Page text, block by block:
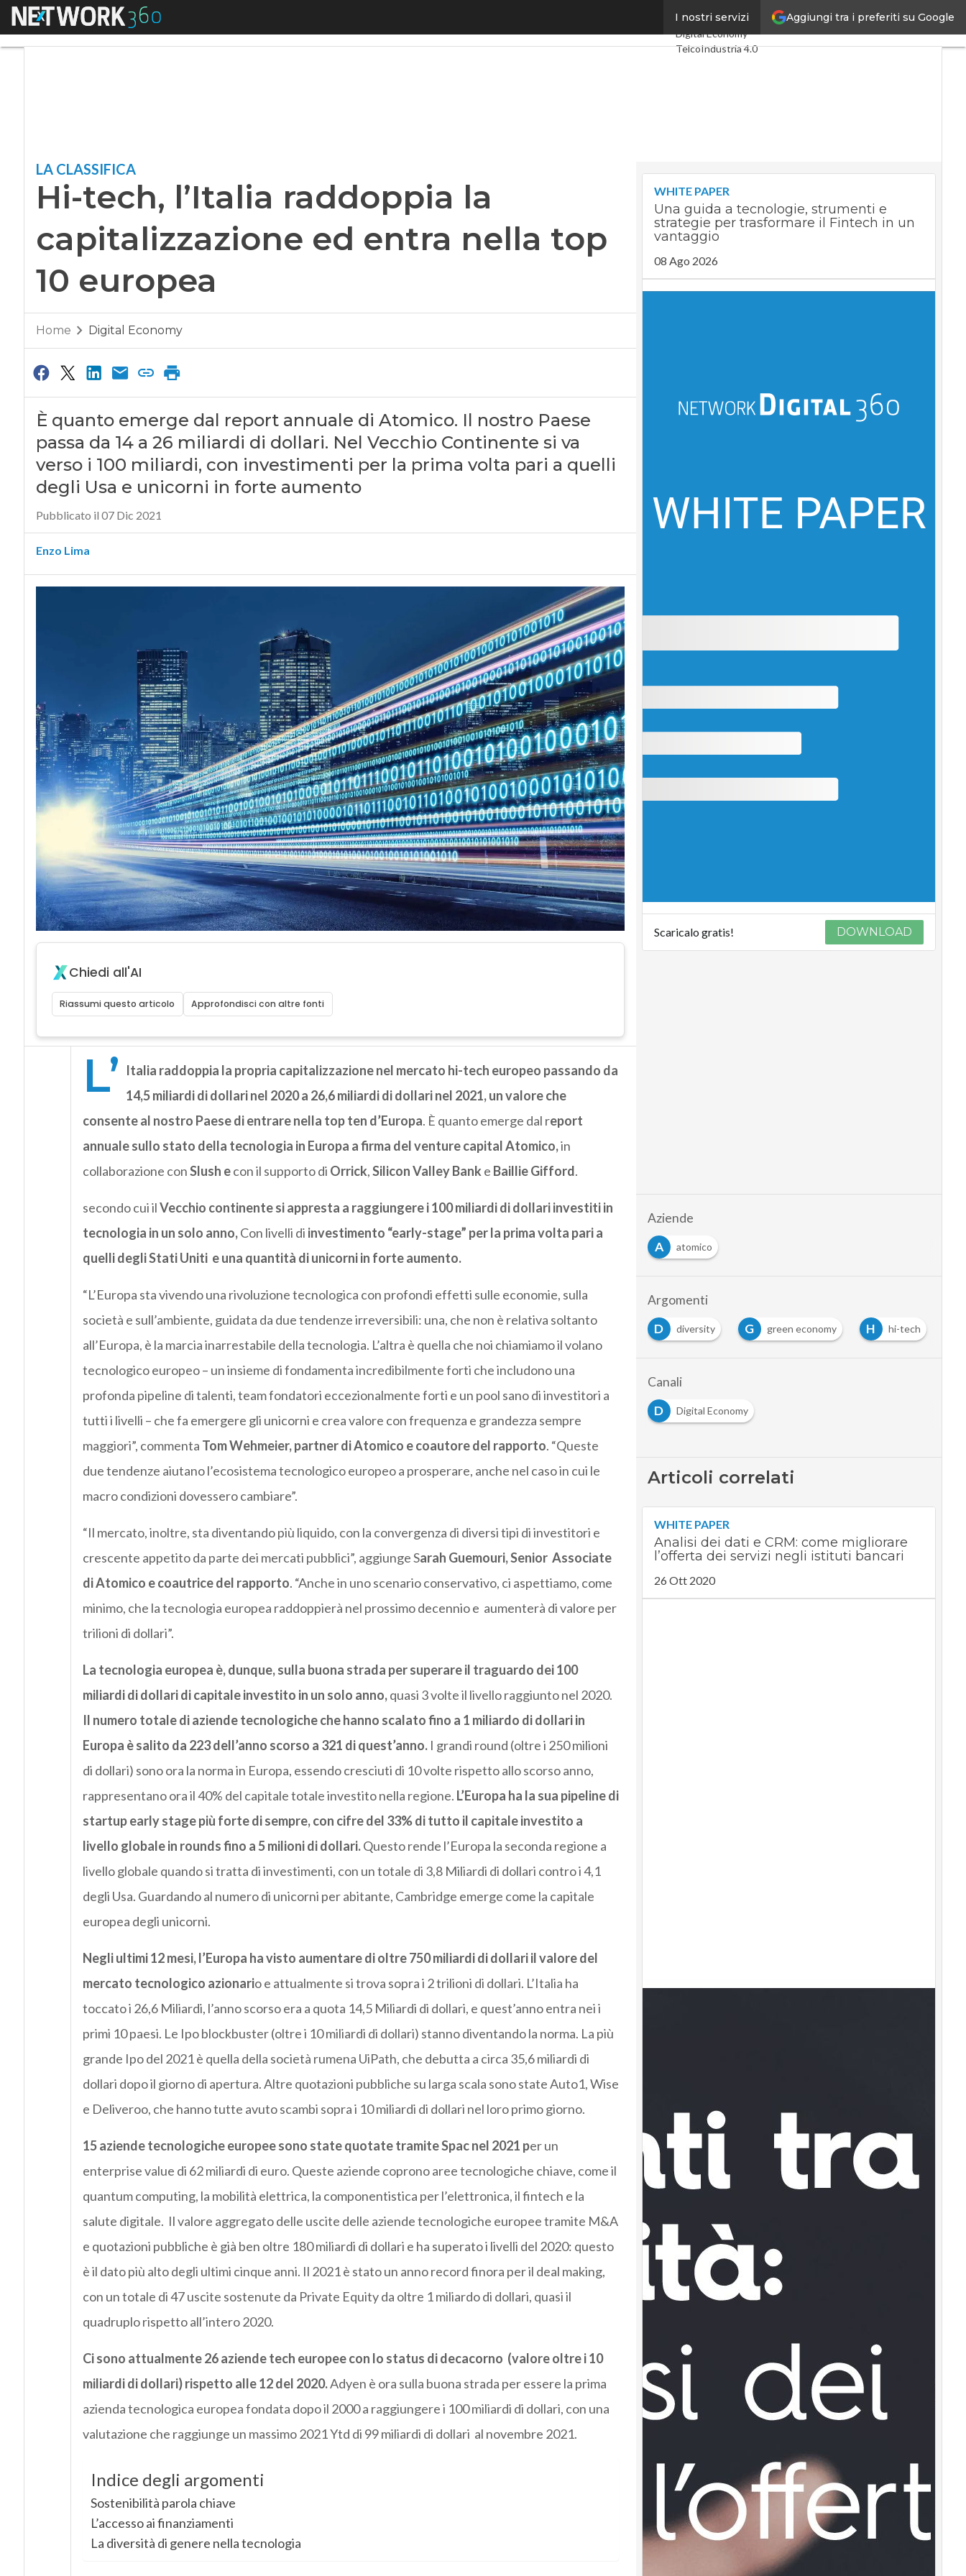
Aggiungi tra i preferiti su Google
I nostri servizi
Menu
Ultimi articoli
Digital Economy
TelcoIndustria 4.0
LA CLASSIFICA
Hi-tech, l’Italia raddoppia la
capitalizzazione ed entra nella top
10 europea
Home Digital Economy
È quanto emerge dal report annuale di Atomico. Il nostro Paese
passa da 14 a 26 miliardi di dollari. Nel Vecchio Continente si va
verso i 100 miliardi, con investimenti per la prima volta pari a quelli
degli Usa e unicorni in forte aumento
Pubblicato il 07 Dic 2021
Enzo Lima
Chiedi all'AI
Riassumi questo articolo Approfondisci con altre fonti
L’ Italia raddoppia la propria capitalizzazione nel mercato hi-tech europeo passando da
14,5 miliardi di dollari nel 2020 a 26,6 miliardi di dollari nel 2021, un valore che
consente al nostro Paese di entrare nella top ten d’Europa. È quanto emerge dal report
annuale sullo stato della tecnologia in Europa a firma del venture capital Atomico,in
collaborazione conSlush econ il supporto di Orrick,Silicon Valley Bank e Baillie Gifford.
secondo cui ilVecchio continente si appresta a raggiungere i 100 miliardi di dollari investiti in
tecnologia in un solo anno,Con livelli di investimento “early-stage” per la prima volta pari a
quelli degli Stati Uniti e una quantità di unicorni in forte aumento.
“L’Europa sta vivendo una rivoluzione tecnologica con profondi effetti sulle economie, sulla
società e sull’ambiente, guidata da due tendenze irreversibili: una, che non è relativa soltanto
all’Europa, è la marcia inarrestabile della tecnologia. L’altra è quella che noi chiamiamo il volano
tecnologico europeo – un insieme di fondamenta incredibilmente forti che includono una
profonda pipeline di talenti, team fondatori eccezionalmente forti e un pool sano di investitori a
tutti i livelli – che fa emergere gli unicorni e crea valore con frequenza e grandezza sempre
maggiori”, commenta Tom Wehmeier, partner di Atomico e coautore del rapporto. “Queste
due tendenze aiutano l’ecosistema tecnologico europeo a prosperare, anche nel caso in cui le
macro condizioni dovessero cambiare”.
“Il mercato, inoltre, sta diventando più liquido, con la convergenza di diversi tipi di investitori e
crescente appetito da parte dei mercati pubblici”, aggiunge Sarah Guemouri, Senior Associate
di Atomico e coautrice del rapporto. “Anche in uno scenario conservativo, ci aspettiamo, come
minimo, che la tecnologia europea raddoppierà nel prossimo decennio e aumenterà di valore per
trilioni di dollari”.
La tecnologia europea è, dunque, sulla buona strada per superare il traguardo dei 100
miliardi di dollari di capitale investito in un solo anno,quasi 3 volte il livello raggiunto nel 2020.
Il numero totale di aziende tecnologiche che hanno scalato fino a 1 miliardo di dollari in
Europa è salito da 223 dell’anno scorso a 321 di quest’anno.I grandi round (oltre i 250 milioni
di dollari) sono ora la norma in Europa, essendo cresciuti di 10 volte rispetto allo scorso anno,
rappresentano ora il 40% del capitale totale investito nella regione. L’Europa ha la sua pipeline di
startup early stage più forte di sempre, con cifre del 33% di tutto il capitale investito a
livello globale in rounds fino a 5 milioni di dollari.Questo rende l’Europa la seconda regione a
livello globale quando si tratta di investimenti, con un totale di 3,8 Miliardi di dollari contro i 4,1
degli Usa. Guardando al numero di unicorni per abitante, Cambridge emerge come la capitale
europea degli unicorni.
Negli ultimi 12 mesi, l’Europa ha visto aumentare di oltre 750 miliardi di dollari il valore del
mercato tecnologico azionario e attualmente si trova sopra i 2 trilioni di dollari. L’Italia ha
toccato i 26,6 Miliardi, l’anno scorso era a quota 14,5 Miliardi di dollari, e quest’anno entra nei i
primi 10 paesi. Le Ipo blockbuster (oltre i 10 miliardi di dollari) stanno diventando la norma. La più
grande Ipo del 2021 è quella della società rumena UiPath, che debutta a circa 35,6 miliardi di
dollari dopo il giorno di apertura. Altre quotazioni pubbliche su larga scala sono state Auto1, Wise
e Deliveroo, che hanno tutte avuto scambi sopra i 10 miliardi di dollari nel loro primo giorno.
15 aziende tecnologiche europee sono state quotate tramite Spac nel 2021 per un
enterprise value di 62 miliardi di euro. Queste aziende coprono aree tecnologiche chiave, come il
quantum computing, la mobilità elettrica, la componentistica per l’elettronica, il fintech e la
salute digitale. Il valore aggregato delle uscite delle aziende tecnologiche europee tramite M&A
e quotazioni pubbliche è già ben oltre 180 miliardi di dollari e ha superato i livelli del 2020: questo
è il dato più alto degli ultimi cinque anni. Il 2021 è stato un anno record finora per il deal making,
con un totale di 47 uscite sostenute da Private Equity da oltre 1 miliardo di dollari, quasi il
quadruplo rispetto all’intero 2020.
Ci sono attualmente 26 aziende tech europee con lo status di decacorno (valore oltre i 10
miliardi di dollari) rispetto alle 12 del 2020.Adyen è ora sulla buona strada per essere la prima
azienda tecnologica europea fondata dopo il 2000 a raggiungere i 100 miliardi di dollari, con una
valutazione che raggiunge un massimo 2021 Ytd di 99 miliardi di dollari al novembre 2021.
Indice degli argomenti
Sostenibilità parola chiave
L’accesso ai finanziamenti
La diversità di genere nella tecnologia
WHITE PAPER
Una guida a tecnologie, strumenti e
strategie per trasformare il Fintech in un
vantaggio
08 Ago 2026
Scaricalo gratis! DOWNLOAD
Aziende
A
atomico
Argomenti
Digital transformation diversity G green economy H hi-tech I
Canali
D
Digital Economy
Articoli correlati
WHITE PAPER
Analisi dei dati e CRM: come migliorare
l’offerta dei servizi negli istituti bancari
26 Ott 2020